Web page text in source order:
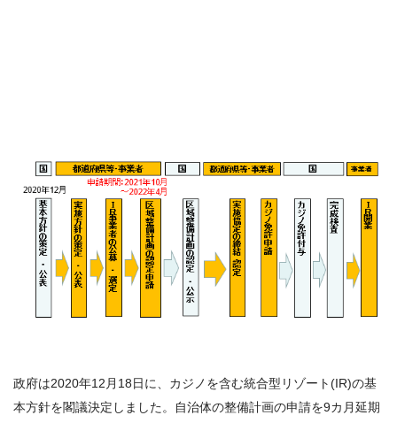
政府は2020年12月18日に、カジノを含む統合型リゾート(IR)の基
本方針を閣議決定しました。自治体の整備計画の申請を9カ月延期